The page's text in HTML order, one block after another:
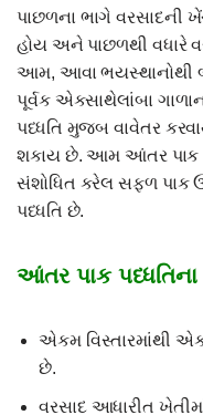
પાછળના ભાગે વરસાદની
હોય અને પાછળથી વધારે
આમ, આવા ભયસ્થાનોથી
પૂર્વક એકસાથેલાંબા
પધ્ધતિ મુજબ વાવેતર
શકાય છે. આમ આંતર પાક
સંશોધિત કરેલ સફળ પાક
પધ્ધતિ છે.
આંતર પાક પધ્ધતિના
એકમ વિસ્તારમાંથી
છે.
વરસાદ આધારીત